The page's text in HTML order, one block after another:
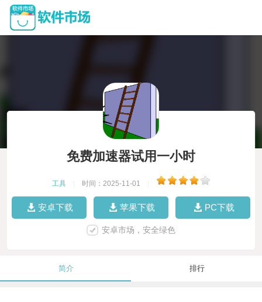
免费加速器试用一小时
工具 时间：2025-11-01
安卓下载 苹果下载 PC下载
安卓市场，安全绿色
简介 排行